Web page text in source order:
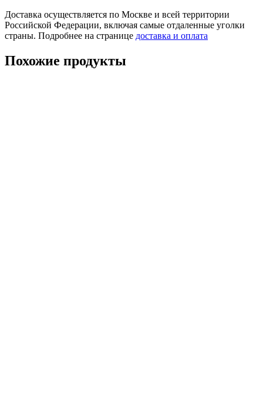
Доставка осуществляется по Москве и всей территории
Российской Федерации, включая самые отдаленные уголки
страны. Подробнее на странице доставка и оплата
Похожие продукты